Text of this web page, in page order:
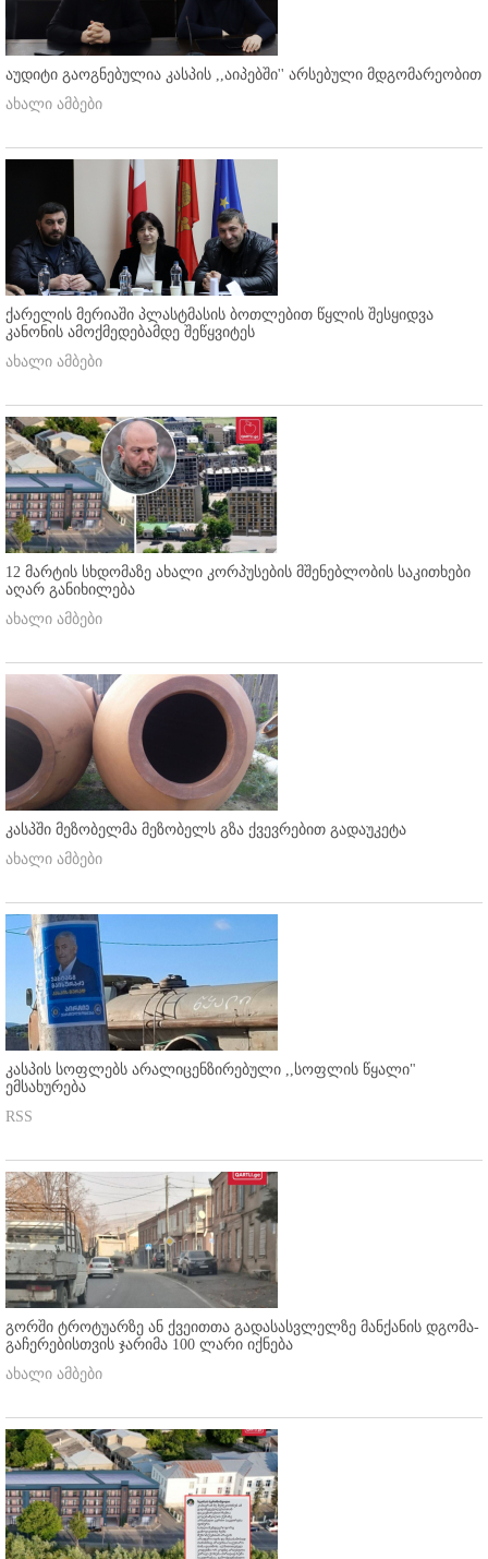
აუდიტი გაოგნებულია კასპის ,,აიპებში'' არსებული მდგომარეობით
ახალი ამბები
ქარელის მერიაში პლასტმასის ბოთლებით წყლის შესყიდვა
კანონის ამოქმედებამდე შეწყვიტეს
ახალი ამბები
12 მარტის სხდომაზე ახალი კორპუსების მშენებლობის საკითხები
აღარ განიხილება
ახალი ამბები
კასპში მეზობელმა მეზობელს გზა ქვევრებით გადაუკეტა
ახალი ამბები
კასპის სოფლებს არალიცენზირებული ,,სოფლის წყალი"
ემსახურება
RSS
გორში ტროტუარზე ან ქვეითთა გადასასვლელზე მანქანის დგომა-
გაჩერებისთვის ჯარიმა 100 ლარი იქნება
ახალი ამბები